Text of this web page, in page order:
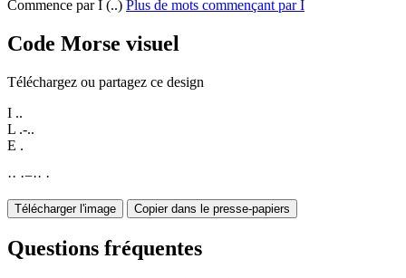
Commence par I (..) Plus de mots commençant par I
Code Morse visuel
Téléchargez ou partagez ce design
I ..
L .-..
E .
·· ·−·· ·
Télécharger l'image Copier dans le presse-papiers
Questions fréquentes